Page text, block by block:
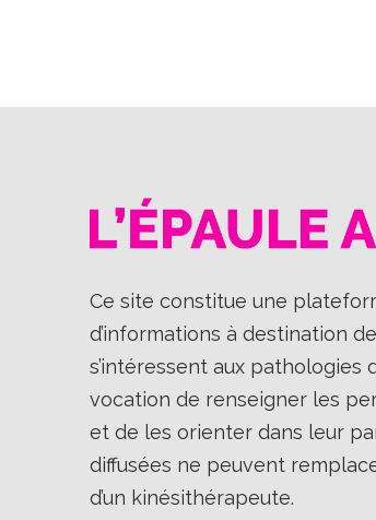
Ce site constitue une
d’informations à destination
s’intéressent aux pathologies
vocation de renseigner les
et de les orienter dans leur
diffusées ne peuvent
d’un kinésithérapeute.